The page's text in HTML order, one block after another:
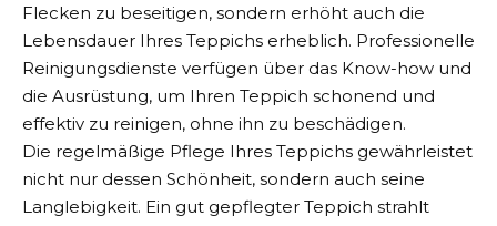
Flecken zu beseitigen, sondern erhöht auch die
Lebensdauer Ihres Teppichs erheblich. Professionelle
Reinigungsdienste verfügen über das Know-how und
die Ausrüstung, um Ihren Teppich schonend und
effektiv zu reinigen, ohne ihn zu beschädigen.
Die regelmäßige Pflege Ihres Teppichs gewährleistet
nicht nur dessen Schönheit, sondern auch seine
Langlebigkeit. Ein gut gepflegter Teppich strahlt